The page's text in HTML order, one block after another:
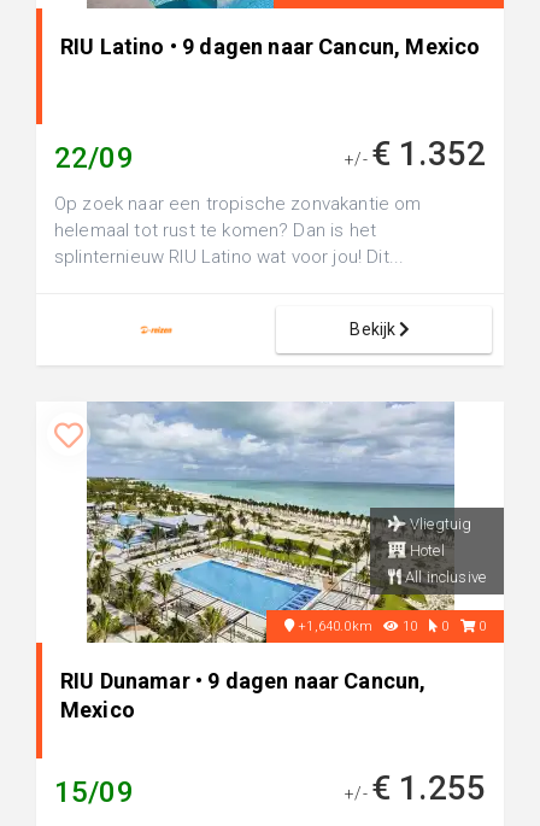
RIU Latino • 9 dagen naar Cancun, Mexico
22/09 +/- € 1.352
Op zoek naar een tropische zonvakantie om
helemaal tot rust te komen? Dan is het
splinternieuw RIU Latino wat voor jou! Dit...
Bekijk
Vliegtuig
Hotel
All inclusive
+1,640.0km 10 0 0
RIU Dunamar • 9 dagen naar Cancun,
Mexico
15/09 +/- € 1.255